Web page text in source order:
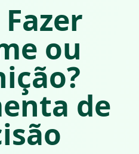
ou
de